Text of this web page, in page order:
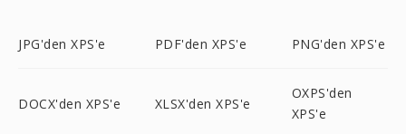
JPG'den XPS'e PDF'den XPS'e PNG'den XPS'e
DOCX'den XPS'e XLSX'den XPS'e
OXPS'den
XPS'e